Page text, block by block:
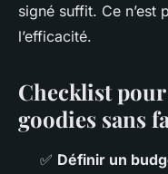
signé suffit. Ce n’est
l’efficacité.
Checklist
goodies sans
✅ Définir un